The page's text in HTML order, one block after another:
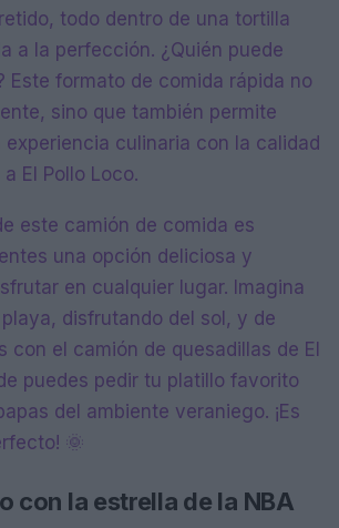
todo dentro de una tortilla
a la perfección. ¿Quién puede
Este formato de comida rápida no
sino que también permite
culinaria con la calidad
El Pollo Loco.
este camión de comida es
una opción deliciosa y
en cualquier lugar. Imagina
disfrutando del sol, y de
con el camión de quesadillas de El
puedes pedir tu platillo favorito
del ambiente veraniego. ¡Es
🌞
con la estrella de la NBA